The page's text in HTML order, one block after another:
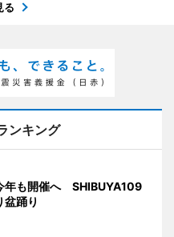
る
ンキング
年も開催へ SHIBUYA109
盆踊り